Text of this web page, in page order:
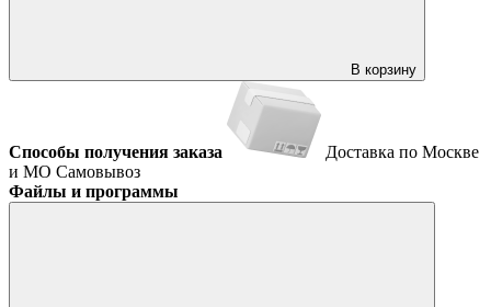
В корзину
Способы получения заказа
Доставка по Москве
и МО Самовывоз
Файлы и программы